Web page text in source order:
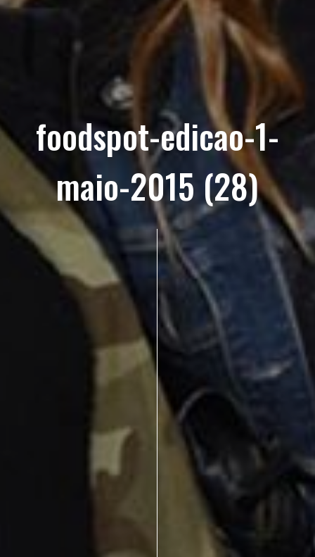
foodspot-edicao-1-
maio-2015 (28)